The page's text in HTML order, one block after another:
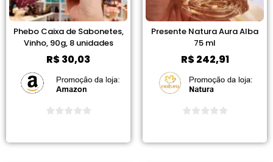
Phebo Caixa de Sabonetes,
Vinho, 90g, 8 unidades
R$30,03
Presente Natura Aura Alba
75 ml
R$242,91